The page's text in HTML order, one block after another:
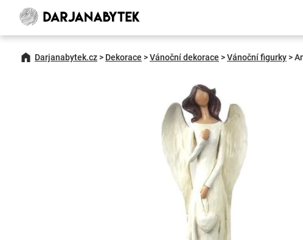
Darjanabytek.cz> Dekorace >Vánoční dekorace >Vánoční figurky>